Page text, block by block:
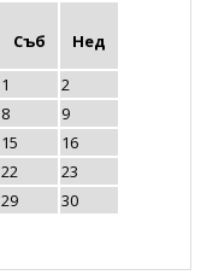
Съб
Нед
1
2
8
9
15
16
22
23
29
30